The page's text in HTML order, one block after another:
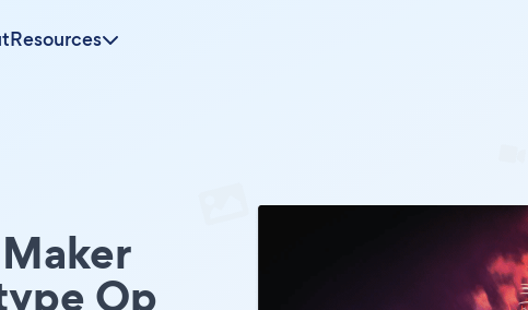
Resources
Op